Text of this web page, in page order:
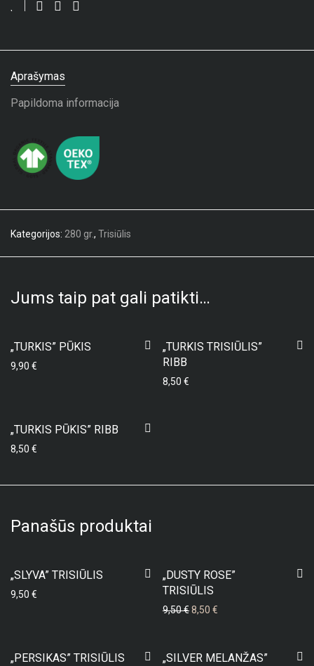
Aprašymas
Papildoma informacija
Kategorijos: 280 gr., Trisiūlis
Jums taip pat gali patikti…
„TURKIS” PŪKIS
9,90 €
„TURKIS TRISIŪLIS”
RIBB
8,50 €
„TURKIS PŪKIS” RIBB
8,50 €
Panašūs produktai
„SLYVA” TRISIŪLIS
9,50 €
„DUSTY ROSE”
TRISIŪLIS
9,50€Original price was: 9,50 €.
8,50 €
„PERSIKAS” TRISIŪLIS
„SILVER MELANŽAS”